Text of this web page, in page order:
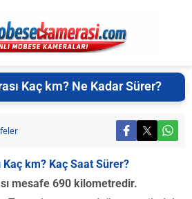
Kaç km? Ne Kadar Sürer?
km? Kaç Saat Sürer?
mesafe 690 kilometredir.